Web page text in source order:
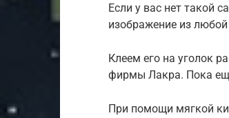
Если у вас нет такой
изображение из
Клеем его на уголок
фирмы Лакра. Пока
При помощи мягкой